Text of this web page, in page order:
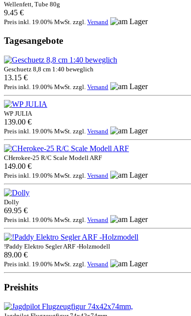
Wellenfett, Tube 80g
9.45 €
Preis inkl. 19.00% MwSt. zzgl. Versand
Tagesangebote
Geschuetz 8,8 cm 1:40 beweglich
13.15 €
Preis inkl. 19.00% MwSt. zzgl. Versand
WP JULIA
139.00 €
Preis inkl. 19.00% MwSt. zzgl. Versand
CHerokee-25 R/C Scale Modell ARF
149.00 €
Preis inkl. 19.00% MwSt. zzgl. Versand
Dolly
69.95 €
Preis inkl. 19.00% MwSt. zzgl. Versand
!Paddy Elektro Segler ARF -Holzmodell
89.00 €
Preis inkl. 19.00% MwSt. zzgl. Versand
Preishits